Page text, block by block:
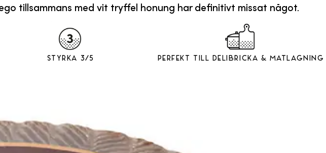
tillsammans med vit tryffel honung har definitivt missat något.
Styrka 3/5 Perfekt till Delibricka & Matlagning